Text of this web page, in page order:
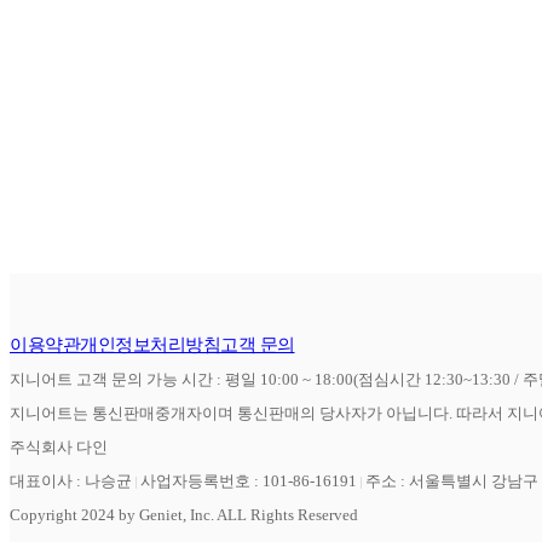
이용약관개인정보처리방침고객 문의
지니어트 고객 문의 가능 시간 : 평일 10:00 ~ 18:00(점심시간 12:30~13:30 /
지니어트는 통신판매중개자이며 통신판매의 당사자가 아닙니다. 따라서 지
주식회사 다인
대표이사 : 나승균 사업자등록번호 : 101-86-16191
주소 : 서울특별시 강남
Copyright 2024 by Geniet, Inc. ALL Rights Reserved